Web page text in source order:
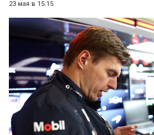
23 мая в 15:15